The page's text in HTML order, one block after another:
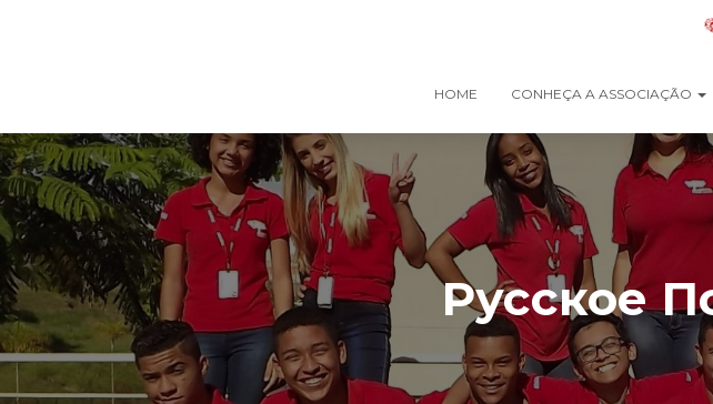
HOME CONHEÇA A ASSOCIAÇÃO
Русское